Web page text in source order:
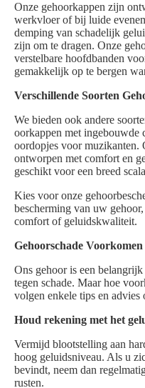
Onze gehoorkappen zijn
werkvloer of bij luide
demping van schadelijk
zijn om te dragen. Onze
verstelbare hoofdbanden
gemakkelijk op te bergen
Verschillende Soorten
We bieden ook andere
oorkappen met ingebouwde
oordopjes voor muzikanten.
ontworpen met comfort en
geschikt voor een breed
Kies voor onze
bescherming van uw
comfort of geluidskwaliteit.
Gehoorschade
Ons gehoor is een
tegen schade. Maar hoe
volgen enkele tips en
Houd rekening met het
Vermijd blootstelling aan
hoog geluidsniveau. Als u
bevindt, neem dan
rusten.